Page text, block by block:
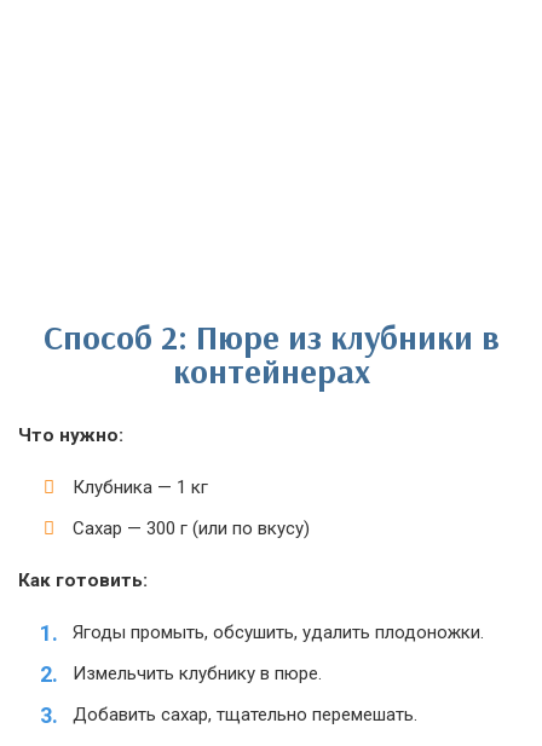
Способ 2: Пюре из клубники в
контейнерах
Что нужно:
Клубника — 1 кг
Сахар — 300 г (или по вкусу)
Как готовить:
Ягоды промыть, обсушить, удалить плодоножки.
Измельчить клубнику в пюре.
Добавить сахар, тщательно перемешать.